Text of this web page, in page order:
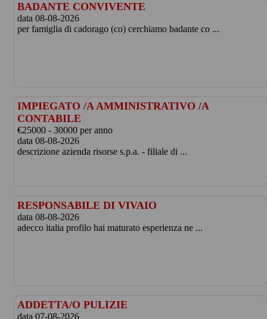
BADANTE CONVIVENTE
data 08-08-2026
per famiglia di cadorago (co) cerchiamo badante co ...
IMPIEGATO /A AMMINISTRATIVO /A
CONTABILE
€25000 - 30000 per anno
data 08-08-2026
descrizione azienda risorse s.p.a. - filiale di ...
RESPONSABILE DI VIVAIO
data 08-08-2026
adecco italia profilo hai maturato esperienza ne ...
ADDETTA/O PULIZIE
data 07-08-2026